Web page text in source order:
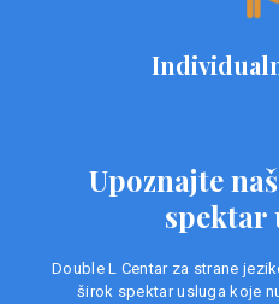
Upoznajte
spektar
Double L Centar za strane
širok spektar usluga koje